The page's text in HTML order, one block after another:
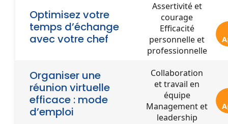
Optimisez votre
temps d’échange
avec votre chef
Assertivité et
courage
Efficacité
personnelle et
professionnelle
Organiser une
réunion virtuelle
efficace : mode
d’emploi
Collaboration
et travail en
équipe
Management et
leadership